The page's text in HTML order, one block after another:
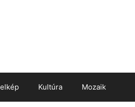
Kultúra Mozaik